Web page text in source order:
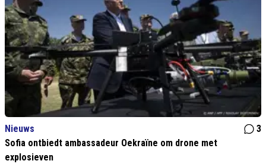
Nieuws
3
Sofia ontbiedt ambassadeur Oekraïne om drone met
explosieven